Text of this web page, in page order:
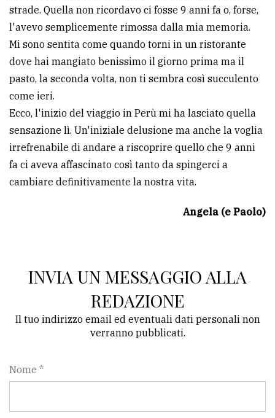
strade. Quella non ricordavo ci fosse 9 anni fa o, forse,
l'avevo semplicemente rimossa dalla mia memoria.
Mi sono sentita come quando torni in un ristorante
dove hai mangiato benissimo il giorno prima ma il
pasto, la seconda volta, non ti sembra così succulento
come ieri.
Ecco, l'inizio del viaggio in Perù mi ha lasciato quella
sensazione lì. Un'iniziale delusione ma anche la voglia
irrefrenabile di andare a riscoprire quello che 9 anni
fa ci aveva affascinato così tanto da spingerci a
cambiare definitivamente la nostra vita.
Angela (e Paolo)
INVIA UN MESSAGGIO ALLA
REDAZIONE
Il tuo indirizzo email ed eventuali dati personali non
verranno pubblicati.
Nome *